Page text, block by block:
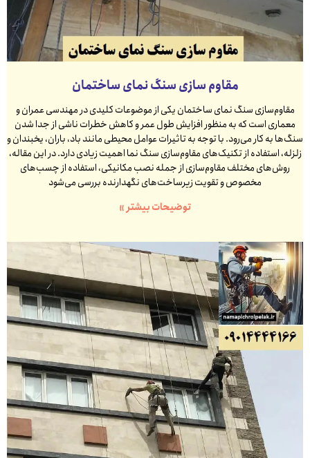
مقاوم سازی سنگ نمای ساختمان
مقاوم‌سازی سنگ نمای ساختمان یکی از موضوعات کلیدی در مهندسی عمران و
معماری است که به منظور افزایش طول عمر و کاهش خطرات ناشی از جدا شدن
سنگ‌ها به کار می‌رود. با توجه به تاثیرات عوامل محیطی مانند باد، باران، یخبندان و
زلزله، استفاده از تکنیک‌های مقاوم‌سازی سنگ نما اهمیت زیادی دارد. در این مقاله،
روش‌های مختلف مقاوم‌سازی از جمله نصب مکانیکی، استفاده از چسب‌های
مخصوص و تقویت زیرساخت‌های نگهدارنده بررسی می‌شود
توضیحات بیشتر »